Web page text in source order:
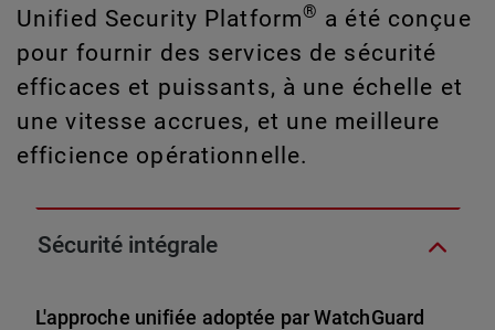
Unified Security Platform® a été conçue
pour fournir des services de sécurité
efficaces et puissants, à une échelle et
une vitesse accrues, et une meilleure
efficience opérationnelle.
Sécurité intégrale
L'approche unifiée adoptée par WatchGuard